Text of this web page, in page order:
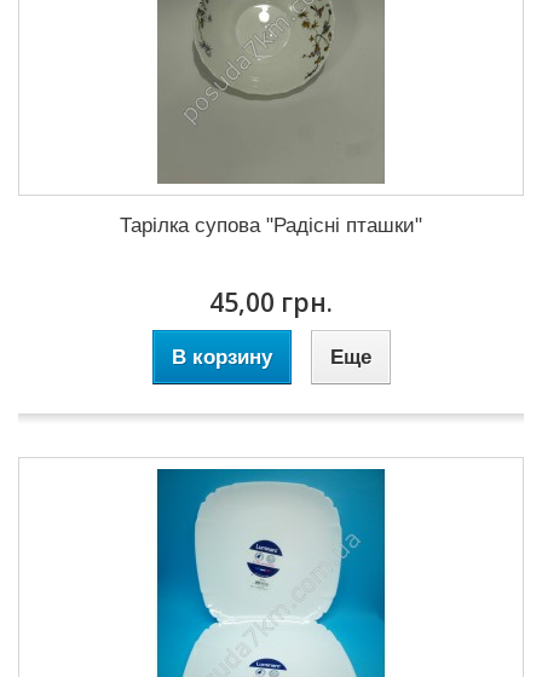
Тарілка супова "Радісні пташки"
45,00 грн.
В корзину Еще